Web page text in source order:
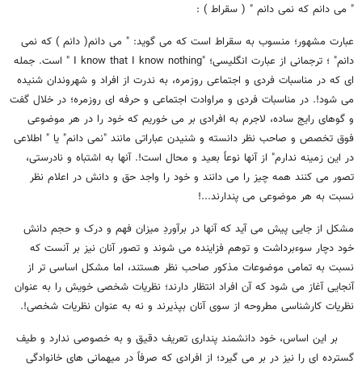
" می دانم که نمی دانم " ( سقراط ) :
عبارت مشهور؛ منسوب به سقراط است که می گوید: " می دانم( دانم ) که نمی
دانم" ؛ ترجمانی از عبارت انگلیسی؛ "I know that I know nothing " است. جمله
ای که در مناسبات فردی و اجتماعی روزمره، به ندرت از افراد و شهروندان شنیده
می شود!. در مناسبات فردی و مراوادت اجتماعی و حرفه ای روزمره؛ در خلال گفت
و گوهای رایج ساده، لاجرم به افرادی بر می خوریم که خود را در هر موضوعی
فوق تخصص و صاحب نظر دانسته و شنیدن عباراتی مانند "نمی دانم" یا " اطلاعی
در این زمینه ندارم" از آنها نوعاً بعید و محال است!. آنها به اشتباه و نادرستی،
تصور می کنند همه چیز را می دانند و خود را واجد حق و دانش در اعلام نظر
نسبت به هر موضوعی می پندارند...!
مشکل از جایی پیش می آید که آنها در برآوردِ میزان فهم و درک و حجم دانش
خود دچار سوءبرداشت و توهم فزاینده می شوند و تصور آنان نیز بر آنست که
نسبت به تمامی موضوعات مذکور صاحب نظر هستند، اما مشکل اساسی تر از
آنجایی آغاز می شود که آن افراد انتظار دارند؛ نظریات شخصی خویش را به عنوان
نظریات کارشناسی مطروحه از سوی آنان بپذیرند و نه به عنوان نظریات شخصی!.
بر این اساس، خود دانشمند پنداری تعریف دقیق و به خصوصی ندارد و طیف
گسترده ای را نیز در بر می گیرد؛ از افرادی که صرفاً در میهمانی های خانوادگی